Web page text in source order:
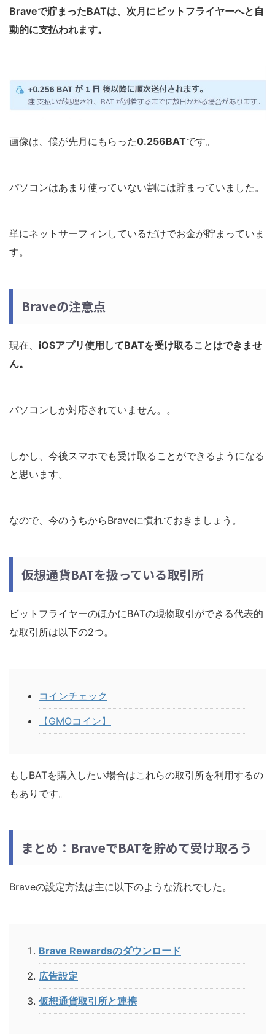
Braveで貯まったBATは、次月にビットフライヤーへと自
動的に支払われます。
画像は、僕が先月にもらった0.256BATです。
パソコンはあまり使っていない割には貯まっていました。
単にネットサーフィンしているだけでお金が貯まっていま
す。
Braveの注意点
現在、 iOSアプリ使用してBATを受け取ることはできませ
ん。
パソコンしか対応されていません。。
しかし、今後スマホでも受け取ることができるようになる
と思います。
なので、今のうちからBraveに慣れておきましょう。
仮想通貨BATを扱っている取引所
ビットフライヤーのほかにBATの現物取引ができる代表的
な取引所は以下の2つ。
コインチェック
【GMOコイン】
もしBATを購入したい場合はこれらの取引所を利用するの
もありです。
まとめ：BraveでBATを貯めて受け取ろう
Braveの設定方法は主に以下のような流れでした。
Brave Rewardsのダウンロード
広告設定
仮想通貨取引所と連携